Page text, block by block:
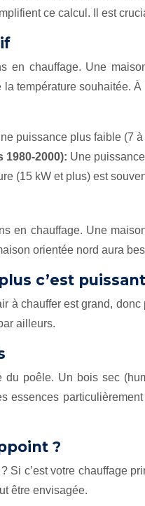
ce calcul. Il est
en chauffage. Une
température souhaitée.
puissance plus faible (7
2000): Une
(15 kW et plus) est
en chauffage. Une
orientée nord aura
c’est puissant
à chauffer est grand,
ailleurs.
poêle. Un bois sec
?
Si c’est votre chauffage
être envisagée.